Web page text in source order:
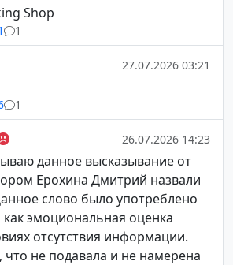
Shop
1
27.07.2026 03:21
1
26.07.2026 14:23
данное высказывание от
Ерохина Дмитрий назвали
слово было употреблено
эмоциональная оценка
отсутствия информации.
не подавала и не намерена